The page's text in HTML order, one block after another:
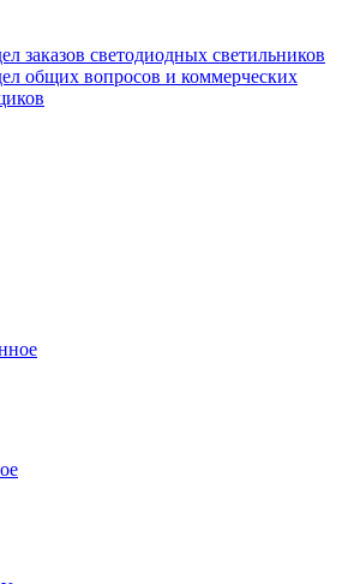
заказов светодиодных светильников
общих вопросов и коммерческих